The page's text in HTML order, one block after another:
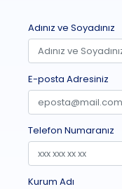
Adınız ve Soyadınız
E-posta Adresiniz
Telefon Numaranız
Kurum Adı